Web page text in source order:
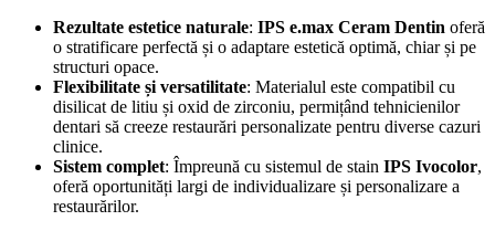
Rezultate estetice naturale: IPS e.max Ceram Dentin oferă
o stratificare perfectă și o adaptare estetică optimă, chiar și pe
structuri opace.
Flexibilitate și versatilitate: Materialul este compatibil cu
disilicat de litiu și oxid de zirconiu, permițând tehnicienilor
dentari să creeze restaurări personalizate pentru diverse cazuri
clinice.
Sistem complet: Împreună cu sistemul de stain IPS Ivocolor,
oferă oportunități largi de individualizare și personalizare a
restaurărilor.